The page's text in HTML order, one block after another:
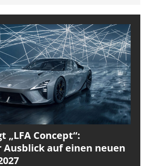
„LFA Concept“:
auf einen neuen